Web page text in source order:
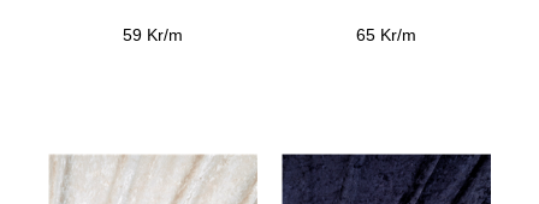
59 Kr/m 65 Kr/m